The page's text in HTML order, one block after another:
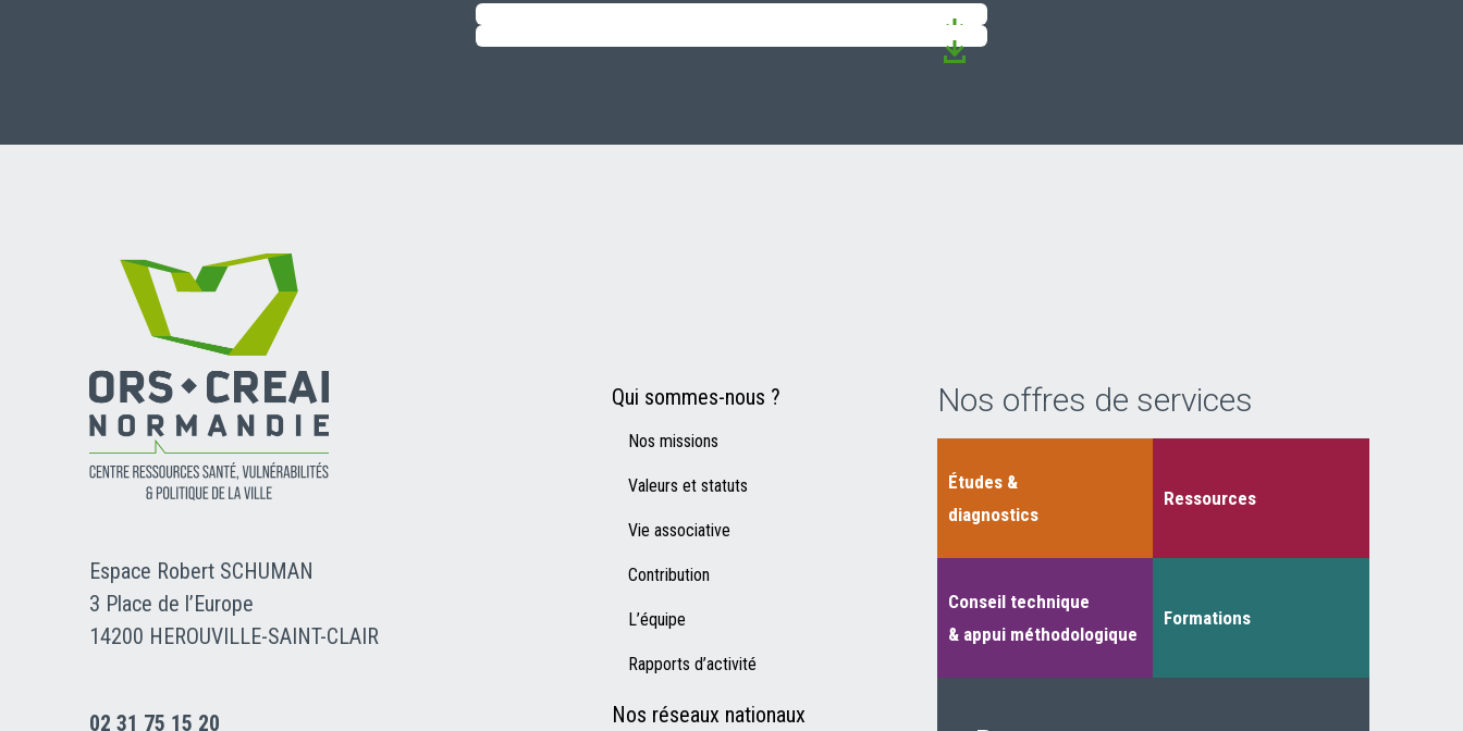
Espace Robert SCHUMAN
3 Place de l’Europe
14200 HEROUVILLE-SAINT-CLAIR
02 31 75 15 20
Qui sommes-nous ?
Nos missions
Valeurs et statuts
Vie associative
Contribution
L’équipe
Rapports d’activité
Nos réseaux nationaux
Nos offres de services
Études &
diagnostics
Ressources
Conseil technique
& appui méthodologique
Formations